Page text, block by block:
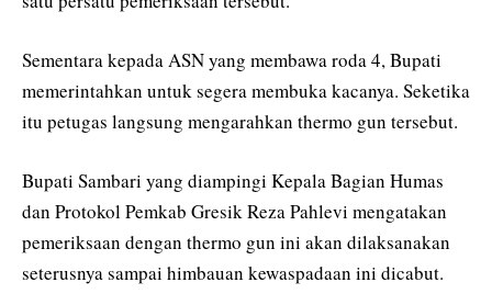
Sementara kepada ASN yang membawa roda 4, Bupati
memerintahkan untuk segera membuka kacanya. Seketika
itu petugas langsung mengarahkan thermo gun tersebut.
Bupati Sambari yang diampingi Kepala Bagian Humas
dan Protokol Pemkab Gresik Reza Pahlevi mengatakan
pemeriksaan dengan thermo gun ini akan dilaksanakan
seterusnya sampai himbauan kewaspadaan ini dicabut.